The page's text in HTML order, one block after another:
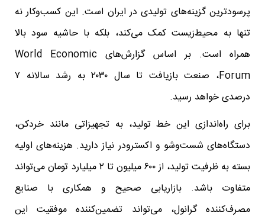
پرسودترین گزینه‌های تولیدی در ایران است. این کسب‌وکار نه
تنها به محیط‌زیست کمک می‌کند، بلکه با حاشیه سود بالا
همراه است. بر اساس گزارش‌های World Economic
Forum، صنعت بازیافت تا سال ۲۰۳۰ به رشد سالانه ۷
درصدی خواهد رسید.
برای راه‌اندازی این خط تولید، به تجهیزاتی مانند خردکن،
دستگاه‌های شست‌وشو و اکسترودر نیاز دارید. هزینه‌های اولیه
بسته به ظرفیت تولید، از ۶۰۰ میلیون تا ۲ میلیارد تومان می‌تواند
متفاوت باشد. بازاریابی صحیح و همکاری با صنایع
مصرف‌کننده گرانول، می‌تواند تضمین‌کننده موفقیت این